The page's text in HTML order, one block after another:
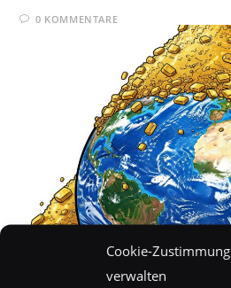
Cookie-Zustimmung
verwalten
0 KOMMENTARE